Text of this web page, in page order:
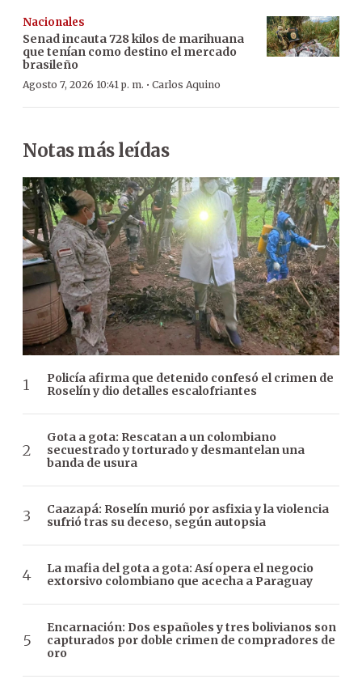
Nacionales
Senad incauta 728 kilos de marihuana
que tenían como destino el mercado
brasileño
Agosto 7, 2026 10:41 p. m. · Carlos Aquino
Notas más leídas
Policía afirma que detenido confesó el crimen de
Roselín y dio detalles escalofriantes
Gota a gota: Rescatan a un colombiano
secuestrado y torturado y desmantelan una
banda de usura
Caazapá: Roselín murió por asfixia y la violencia
sufrió tras su deceso, según autopsia
La mafia del gota a gota: Así opera el negocio
extorsivo colombiano que acecha a Paraguay
Encarnación: Dos españoles y tres bolivianos son
capturados por doble crimen de compradores de
oro